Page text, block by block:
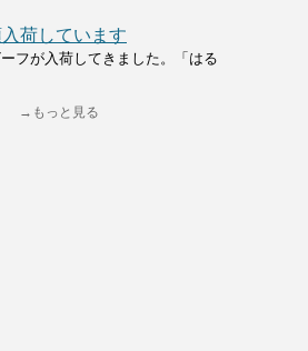
荷しています
フが入荷してきました。「はる
→もっと見る